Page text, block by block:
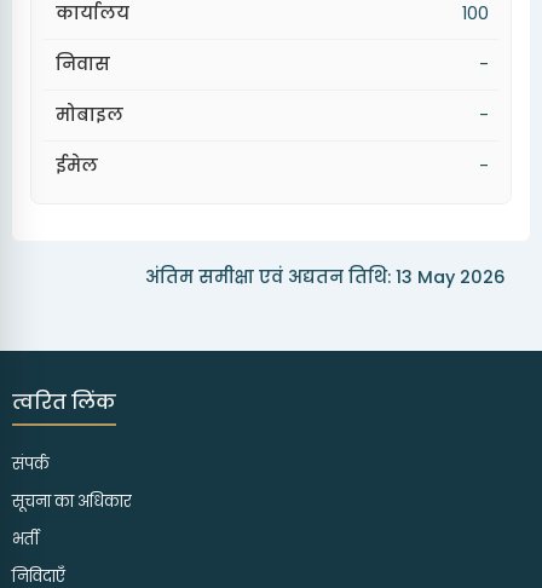
100
-
-
-
अंतिम समीक्षा एवं अद्यतन तिथि: 13 May 2026
त्वरित लिंक
संपर्क
सूचना का अधिकार
भर्ती
निविदाएँ